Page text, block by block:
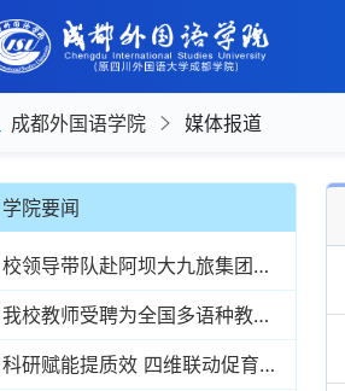
成都外国语学院 媒体报道
学院要闻
校领导带队赴阿坝大九旅集团九寨沟旅游分公司开展访企拓岗专项行动
我校教师受聘为全国多语种教学研究会学术顾问专家
科研赋能提质效 四维联动促育人——成都外国语学院持续构建科研育人新生态